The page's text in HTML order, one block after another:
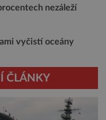
nezáleží
vyčistí oceány
ČLÁNKY